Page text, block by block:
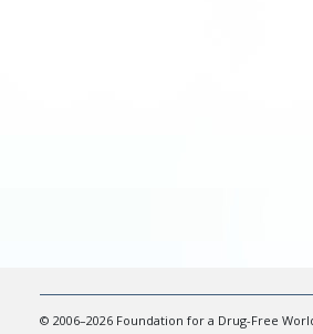
© 2006–2026 Foundation for a Drug-Free